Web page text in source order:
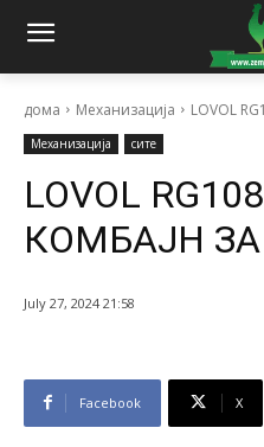
дома Механизација LOVOL
Механизација сите
LOVOL
КОМБАЈН
July 27, 2024 21:58
Facebook X